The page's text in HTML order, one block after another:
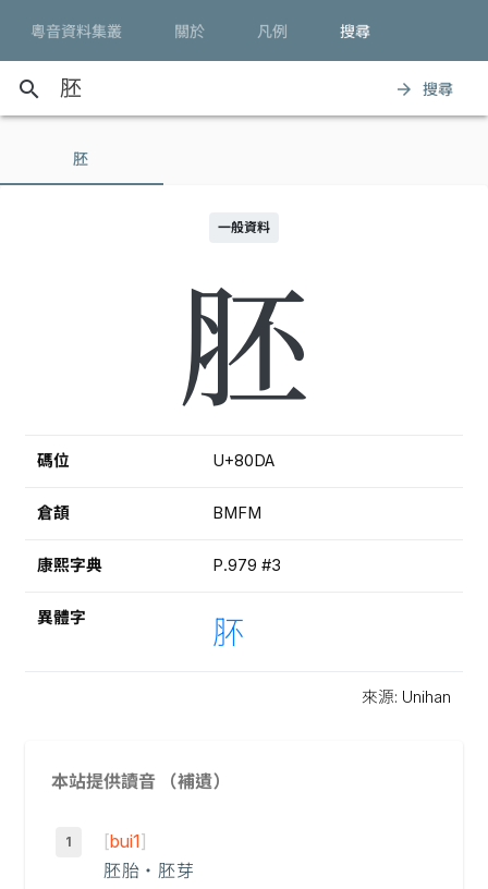
粵音資料集叢 關於 凡例 搜尋
search arrow_forward 搜尋
胚
一般資料
胚
碼位 U+80DA
倉頡 BMFM
康熙字典 P.979 #3
異體字 肧
來源: Unihan
本站提供讀音 （補遺）
[bui1]
胚胎 ‧ 胚芽